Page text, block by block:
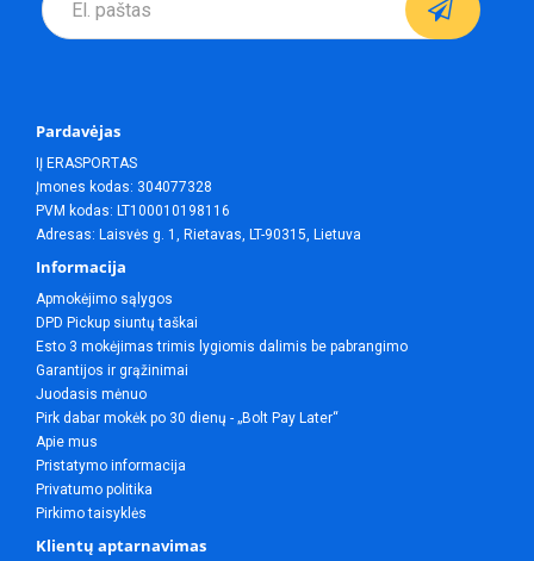
Pardavėjas
IĮ ERASPORTAS
Įmones kodas: 304077328
PVM kodas: LT100010198116
Adresas: Laisvės g. 1, Rietavas, LT-90315, Lietuva
Informacija
Apmokėjimo sąlygos
DPD Pickup siuntų taškai
Esto 3 mokėjimas trimis lygiomis dalimis be pabrangimo
Garantijos ir grąžinimai
Juodasis mėnuo
Pirk dabar mokėk po 30 dienų - „Bolt Pay Later“
Apie mus
Pristatymo informacija
Privatumo politika
Pirkimo taisyklės
Klientų aptarnavimas